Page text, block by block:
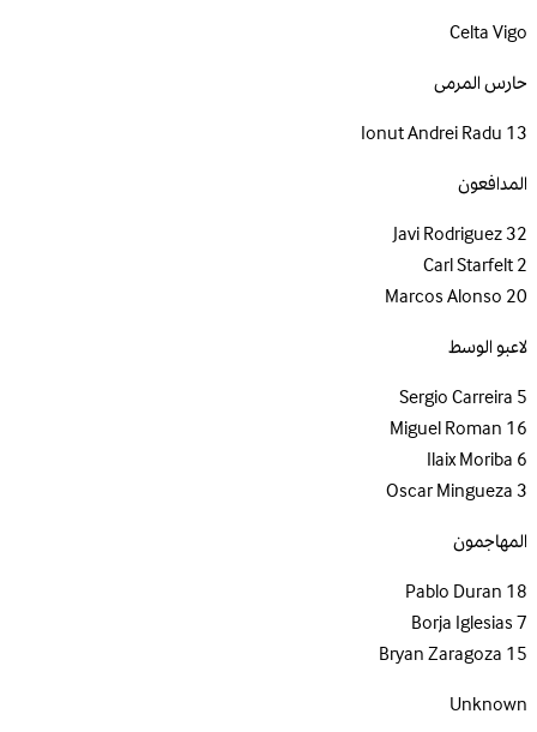
Celta Vigo
حارس المرمى
13
Ionut Andrei Radu
المدافعون
32
Javi Rodriguez
2
Carl Starfelt
20
Marcos Alonso
لاعبو الوسط
5
Sergio Carreira
16
Miguel Roman
6
Ilaix Moriba
3
Oscar Mingueza
المهاجمون
18
Pablo Duran
7
Borja Iglesias
15
Bryan Zaragoza
Unknown